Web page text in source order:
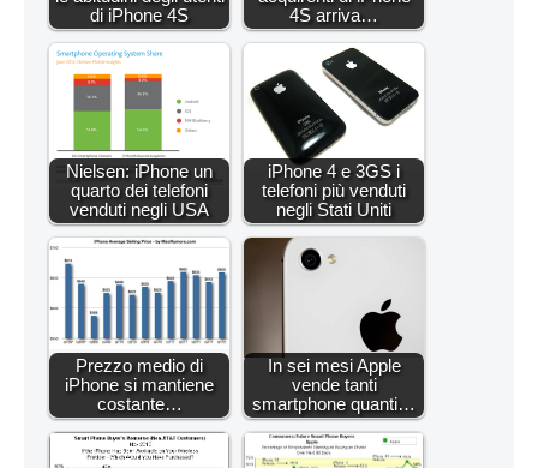
di iPhone 4S
4S arriva…
Nielsen: iPhone un
quarto dei telefoni
venduti negli USA
iPhone 4 e 3GS i
telefoni più venduti
negli Stati Uniti
Prezzo medio di
iPhone si mantiene
costante…
In sei mesi Apple
vende tanti
smartphone quanti…